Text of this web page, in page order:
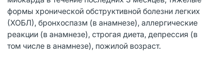
формы хронической обструктивной болезни легких
(ХОБЛ), бронхоспазм (в анамнезе), аллергические
реакции (в анамнезе), строгая диета, депрессия (в
том числе в анамнезе), пожилой возраст.